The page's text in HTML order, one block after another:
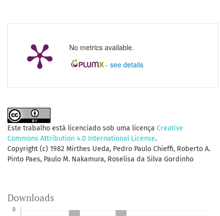
No metrics available.
- see details
Este trabalho está licenciado sob uma licença Creative
Commons Attribution 4.0 International License.
Copyright (c) 1982 Mirthes Ueda, Pedro Paulo Chieffi, Roberto A.
Pinto Paes, Paulo M. Nakamura, Roselisa da Silva Gordinho
Downloads